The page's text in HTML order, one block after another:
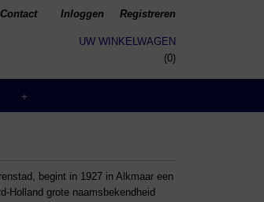
Contact Inloggen Registreren
UW WINKELWAGEN
(0)
+
begint in 1927 in Alkmaar een
Holland grote naamsbekendheid